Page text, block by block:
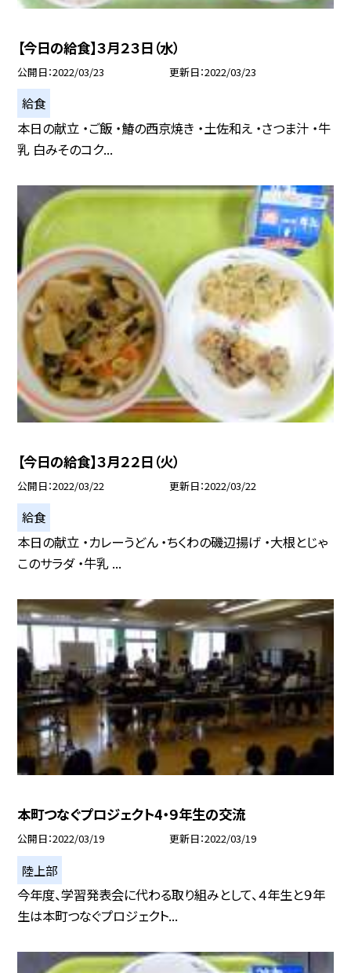
【今日の給食】３月２３日（水）
公開日 2022/03/23 更新日 2022/03/23
給食
本日の献立 ・ご飯 ・鰆の西京焼き ・土佐和え ・さつま汁 ・牛
乳 白みそのコク...
【今日の給食】３月２２日（火）
公開日 2022/03/22 更新日 2022/03/22
給食
本日の献立 ・カレーうどん ・ちくわの磯辺揚げ ・大根とじゃ
このサラダ ・牛乳 ...
本町つなぐプロジェクト4・９年生の交流
公開日 2022/03/19 更新日 2022/03/19
陸上部
今年度、学習発表会に代わる取り組みとして、４年生と９年
生は本町つなぐプロジェクト...